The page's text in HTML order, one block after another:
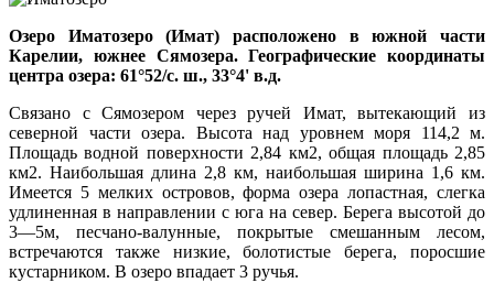
Озеро Иматозеро (Имат) расположено в южной части
Карелии, южнее Сямозера. Географические координаты
центра озера: 61°52/с. ш., 33°4' в.д.
Связано с Сямозером через ручей Имат, вытекающий из
северной части озера. Высота над уровнем моря 114,2 м.
Площадь водной поверхности 2,84 км2, общая площадь 2,85
км2. Наибольшая длина 2,8 км, наибольшая ширина 1,6 км.
Имеется 5 мелких островов, форма озера лопастная, слегка
удлиненная в направлении с юга на север. Берега высотой до
3—5м, песчано-валунные, покрытые смешанным лесом,
встречаются также низкие, болотистые берега, поросшие
кустарником. В озеро впадает 3 ручья.